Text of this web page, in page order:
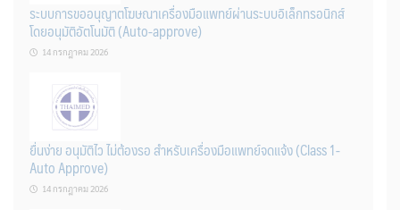
ระบบการขออนุญาตโฆษณาเครื่องมือแพทย์ผ่านระบบอิเล็กทรอนิกส์
โดยอนุมัติอัตโนมัติ (Auto-approve)
14 กรกฎาคม 2026
ยื่นง่าย อนุมัติไว ไม่ต้องรอ สำหรับเครื่องมือแพทย์จดแจ้ง (Class 1-
Auto Approve)
14 กรกฎาคม 2026